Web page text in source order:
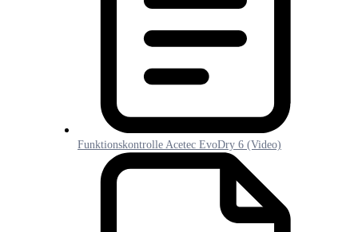
Funktionskontrolle Acetec EvoDry 6 (Video)